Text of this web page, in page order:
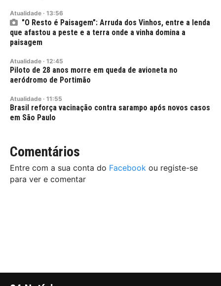
Atualidade · 13:56
"O Resto é Paisagem": Arruda dos Vinhos, entre a lenda
que afastou a peste e a terra onde a vinha domina a
paisagem
Atualidade · 12:45
Piloto de 28 anos morre em queda de avioneta no
aeródromo de Portimão
Atualidade · 11:55
Brasil reforça vacinação contra sarampo após novos casos
em São Paulo
Comentários
Entre com a sua conta do Facebook ou registe-se
para ver e comentar